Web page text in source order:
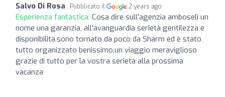
Salvo Di Rosa Pubblicato il 2 years ago
Esperienza fantastica: Cosa dire sull'agenzia amboseli un
nome una garanzia, all'avanguardia serietà gentilezza e
disponibilità.sono tornato da poco da Sharm ed è stato
tutto organizzato benissimo,un viaggio meraviglioso
grazie di tutto per la vostra serietà alla prossima
vacanza